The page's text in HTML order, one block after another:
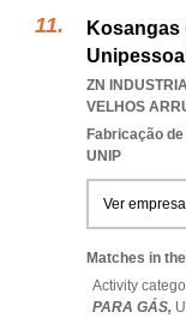
Kosangas
ZN
VELHOS
Fabricação
UNIP
Ver empresa
Matches in
Activity
PARA GÁS,